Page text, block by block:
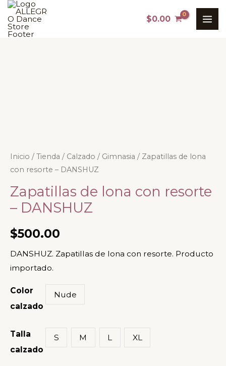
contenido
$0.00
Inicio / Tienda / Calzado / Gimnasia / Zapatillas de lona
con resorte – DANSHUZ
Zapatillas de lona con resorte
– DANSHUZ
$500.00
DANSHUZ. Zapatillas de lona con resorte. Producto
importado.
Color
calzado
Nude
Talla
calzado
S M L XL
Zapatillas
de
lona
con
resorte
-
DANSHUZ
cantidad